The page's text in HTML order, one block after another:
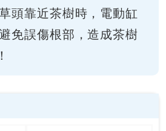
頭靠近茶樹時，電動缸
免誤傷根部，造成茶樹